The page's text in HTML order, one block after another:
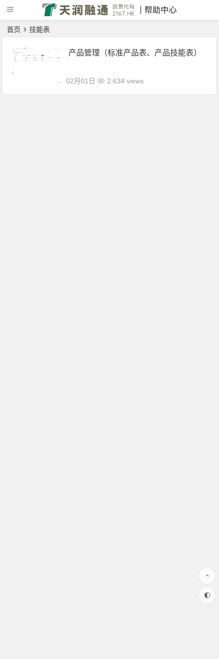
首页 技能表
产品管理（标准产品表、产品技能表）
02月01日 2,634 views